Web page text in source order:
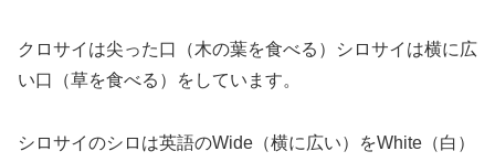
クロサイは尖った口（木の葉を食べる）シロサイは横に広
い口（草を食べる）をしています。
シロサイのシロは英語のWide（横に広い）をWhite（白）